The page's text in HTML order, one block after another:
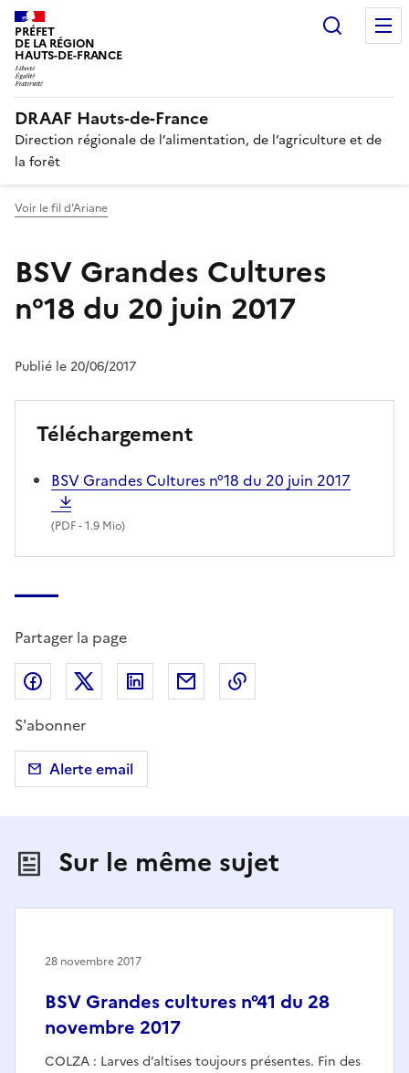
PRÉFET
DE LA RÉGION
HAUTS-DE-FRANCE
DRAAF Hauts-de-France
Direction régionale de l’alimentation, de l’agriculture et de
la forêt
Voir le fil d'Ariane
BSV Grandes Cultures
n°18 du 20 juin 2017
Publié le 20/06/2017
Téléchargement
BSV Grandes Cultures n°18 du 20 juin 2017
(PDF- 1.9 Mio)
Partager la page
Partager sur Facebook
Partager sur X (anciennement Twitter)
Partager sur LinkedIn
Partager par email
S'abonner
Alerte email
Sur le même sujet
BSV Grandes cultures n°41 du 28
novembre 2017
COLZA : Larves d’altises toujours présentes. Fin des
28 novembre 2017